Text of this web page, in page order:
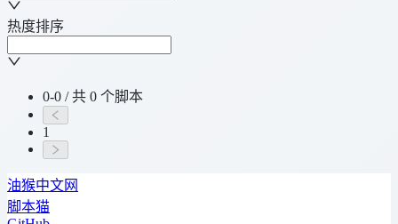
热度排序
0-0 / 共 0 个脚本
1
油猴中文网
脚本猫